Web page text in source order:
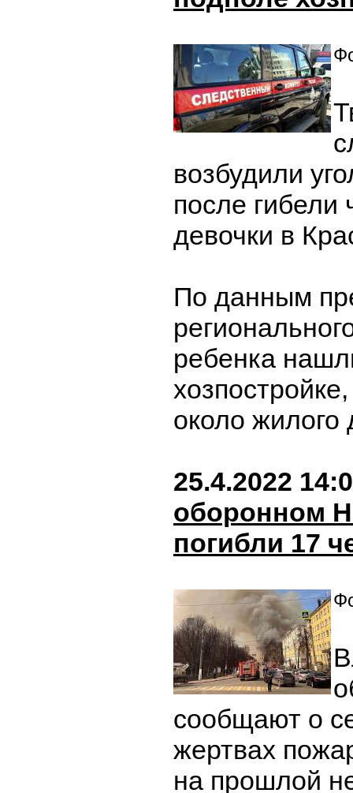
возбудили
после гибели
девочки в
По данным
ребенка
около
25.4.2022
оборонном
погибли 17
сообщают о
жертвах
на прошлой